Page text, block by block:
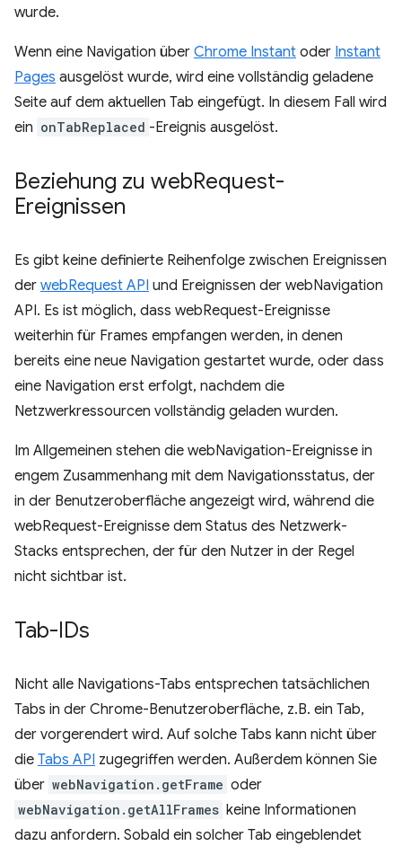
wurde.
Wenn eine Navigation über Chrome Instant oder Instant
Pages ausgelöst wurde, wird eine vollständig geladene
Seite auf dem aktuellen Tab eingefügt. In diesem Fall wird
ein onTabReplaced -Ereignis ausgelöst.
Beziehung zu webRequest-
Ereignissen
Es gibt keine definierte Reihenfolge zwischen Ereignissen
der webRequest API und Ereignissen der webNavigation
API. Es ist möglich, dass webRequest-Ereignisse
weiterhin für Frames empfangen werden, in denen
bereits eine neue Navigation gestartet wurde, oder dass
eine Navigation erst erfolgt, nachdem die
Netzwerkressourcen vollständig geladen wurden.
Im Allgemeinen stehen die webNavigation-Ereignisse in
engem Zusammenhang mit dem Navigationsstatus, der
in der Benutzeroberfläche angezeigt wird, während die
webRequest-Ereignisse dem Status des Netzwerk-
Stacks entsprechen, der für den Nutzer in der Regel
nicht sichtbar ist.
Tab-IDs
Nicht alle Navigations-Tabs entsprechen tatsächlichen
Tabs in der Chrome-Benutzeroberfläche, z.B. ein Tab,
der vorgerendert wird. Auf solche Tabs kann nicht über
die Tabs API zugegriffen werden. Außerdem können Sie
über webNavigation.getFrame oder
webNavigation.getAllFrames keine Informationen
dazu anfordern. Sobald ein solcher Tab eingeblendet